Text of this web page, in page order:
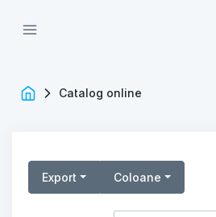
Catalog online
Export Coloane